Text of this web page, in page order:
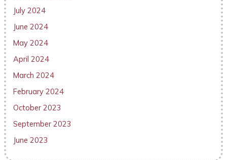
July 2024
June 2024
May 2024
April 2024
March 2024
February 2024
October 2023
September 2023
June 2023